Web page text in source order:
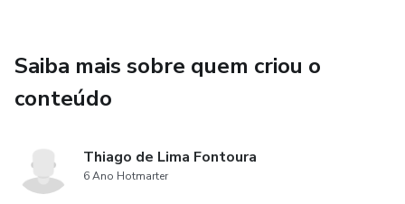
Saiba mais sobre quem criou o
conteúdo
Thiago de Lima Fontoura
6 Ano Hotmarter